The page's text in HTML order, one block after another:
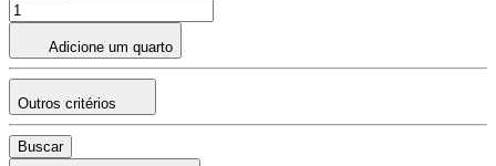
Adicione um quarto
Outros critérios
Buscar